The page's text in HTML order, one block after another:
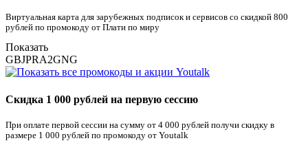
Виртуальная карта для зарубежных подписок и сервисов со скидкой 800
рублей по промокоду от Плати по миру
Показать
GBJPRA2GNG
Скидка 1 000 рублей на первую сессию
При оплате первой сессии на сумму от 4 000 рублей получи скидку в
размере 1 000 рублей по промокоду от Youtalk